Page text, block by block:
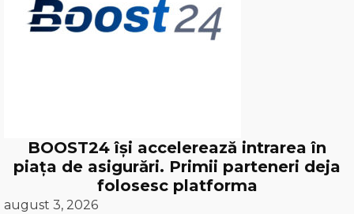
BOOST24 își accelerează intrarea în
piața de asigurări. Primii parteneri deja
folosesc platforma
august 3, 2026